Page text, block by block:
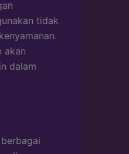
tidak
akan
dalam